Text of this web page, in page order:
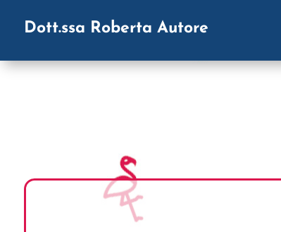
Dott.ssa Roberta Autore